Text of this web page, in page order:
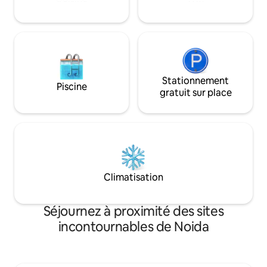
connectée * Entrée autonome.
Piscine
Stationnement
gratuit sur place
Climatisation
Séjournez à proximité des sites
incontournables de Noida